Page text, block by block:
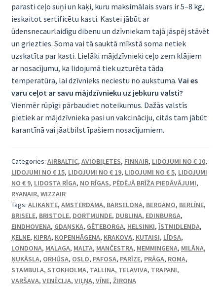
parasti ceļo suņi un kaķi, kuru maksimālais svars ir 5–8 kg,
ieskaitot sertificētu kasti. Kastei jābūt ar
ūdensnecaurlaidīgu dibenu un dzīvniekam tajā jāspēj stāvēt
un griezties. Soma vai tā sauktā mīkstā soma netiek
uzskatīta par kasti. Lielāki mājdzīvnieki ceļo zem klājiem
ar nosacījumu, ka lidojumā tiek uzturēta tāda
temperatūra, lai dzīvnieks neciestu no aukstuma. Vai es
varu ceļot ar savu mājdzīvnieku uz jebkuru valsti?
Vienmēr rūpīgi pārbaudiet noteikumus. Dažās valstīs
pietiek ar mājdzīvnieka pasi un vakcināciju, citās tam jābūt
karantīnā vai jāatbilst īpašiem nosacījumiem.
Categories: AIRBALTIC, AVIOBIĻETES, FINNAIR, LIDOJUMI NO € 10,
LIDOJUMI NO € 15, LIDOJUMI NO € 19, LIDOJUMI NO € 5, LIDOJUMI
NO € 9, LIDOSTA RĪGA, NO RĪGAS, PĒDĒJĀ BRĪŽA PIEDĀVĀJUMI,
RYANAIR, WIZZAIR
Tags: ALIKANTE, AMSTERDAMA, BARSELONA, BERGAMO, BERLĪNE,
BRISELE, BRISTOLE, DORTMUNDE, DUBLINA, EDINBURGA,
EINDHOVENA, GDAŅSKA, GĒTEBORGA, HELSINKI, ĪSTMIDLENDA,
ĶELNE, KIPRA, KOPENHĀGENA, KRAKOVA, KUTAISI, LĪDSA,
LONDONA, MALAGA, MALTA, MANČESTRA, MEMMINGENA, MILĀNA,
ŅUKĀSLA, ORHŪSA, OSLO, PAFOSA, PARĪZE, PRĀGA, ROMA,
STAMBULA, STOKHOLMA, TALLINA, TELAVIVA, TRAPANI,
VARŠAVA, VENĒCIJA, VIĻŅA, VĪNE, ŽIRONA